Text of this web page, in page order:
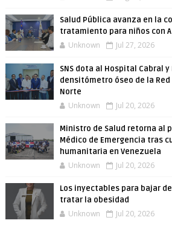
Salud Pública avanza en la
tratamiento para niños con
Unknown Jul 27, 2026
SNS dota al Hospital Cabral
densitómetro óseo de la
Norte
Unknown Jul 20, 2026
Ministro de Salud retorna al
Médico de Emergencia tras
humanitaria en Venezuela
Unknown Jul 20, 2026
Los inyectables para bajar
tratar la obesidad
Unknown Jul 20, 2026